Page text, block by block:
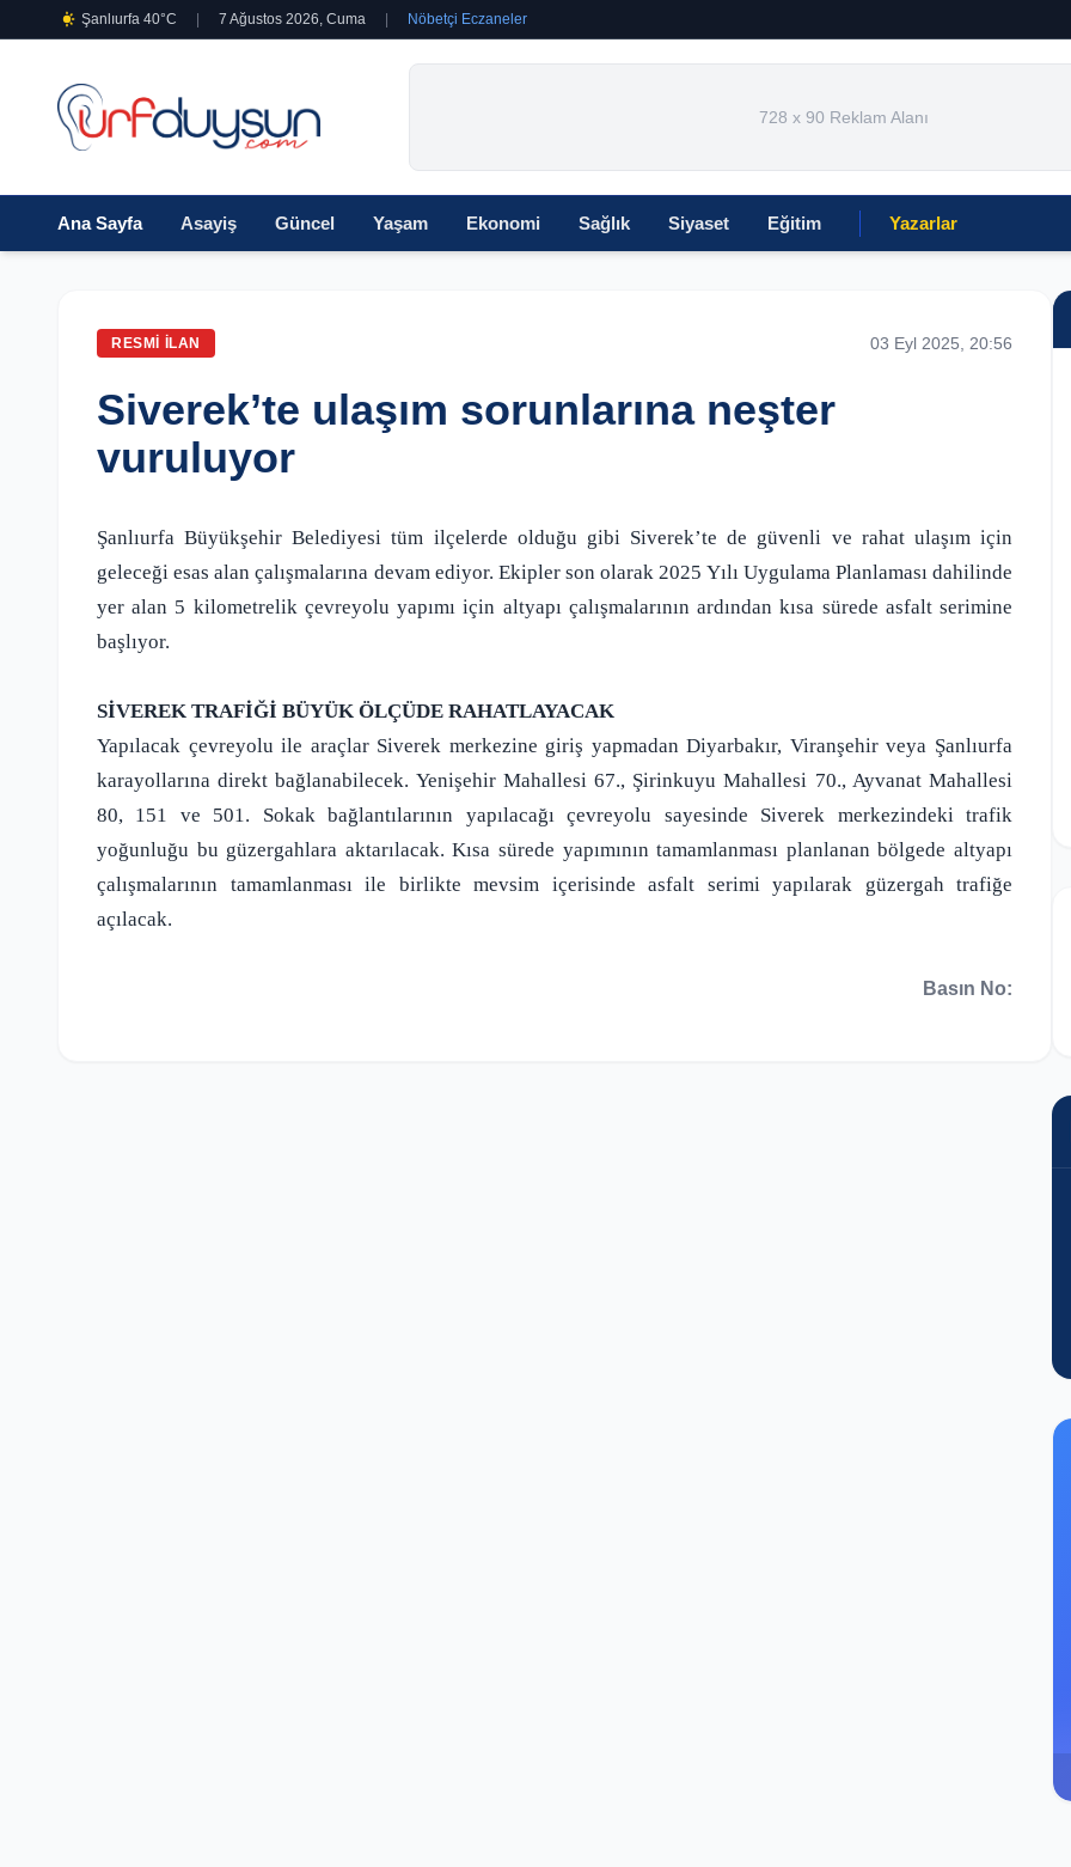
Şanlıurfa 40°C 7 Ağustos 2026, Cuma Nöbetçi Eczaneler
728 x 90 Reklam Alanı
Ana Sayfa Asayiş Güncel Yaşam Ekonomi Sağlık Siyaset Eğitim Yazarlar
RESMI İLAN 03 Eyl 2025, 20:56
Siverek’te ulaşım sorunlarına neşter
vuruluyor
Şanlıurfa Büyükşehir Belediyesi tüm ilçelerde olduğu gibi Siverek’te de güvenli ve rahat ulaşım için
geleceği esas alan çalışmalarına devam ediyor. Ekipler son olarak 2025 Yılı Uygulama Planlaması dahilinde
yer alan 5 kilometrelik çevreyolu yapımı için altyapı çalışmalarının ardından kısa sürede asfalt serimine
başlıyor.
SİVEREK TRAFİĞİ BÜYÜK ÖLÇÜDE RAHATLAYACAK
Yapılacak çevreyolu ile araçlar Siverek merkezine giriş yapmadan Diyarbakır, Viranşehir veya Şanlıurfa
karayollarına direkt bağlanabilecek. Yenişehir Mahallesi 67., Şirinkuyu Mahallesi 70., Ayvanat Mahallesi
80, 151 ve 501. Sokak bağlantılarının yapılacağı çevreyolu sayesinde Siverek merkezindeki trafik
yoğunluğu bu güzergahlara aktarılacak. Kısa sürede yapımının tamamlanması planlanan bölgede altyapı
çalışmalarının tamamlanması ile birlikte mevsim içerisinde asfalt serimi yapılarak güzergah trafiğe
açılacak.
Basın No: